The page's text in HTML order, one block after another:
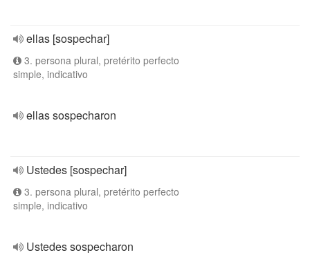
ellas [sospechar]
3. persona plural, pretérito perfecto
simple, indicativo
ellas sospecharon
Ustedes [sospechar]
3. persona plural, pretérito perfecto
simple, indicativo
Ustedes sospecharon